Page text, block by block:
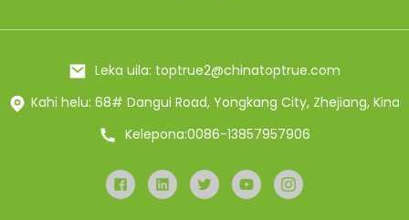
Leka uila: toptrue2@chinatoptrue.com
Kahi helu: 68# Dangui Road, Yongkang City, Zhejiang, Kina
Kelepona:0086-13857957906